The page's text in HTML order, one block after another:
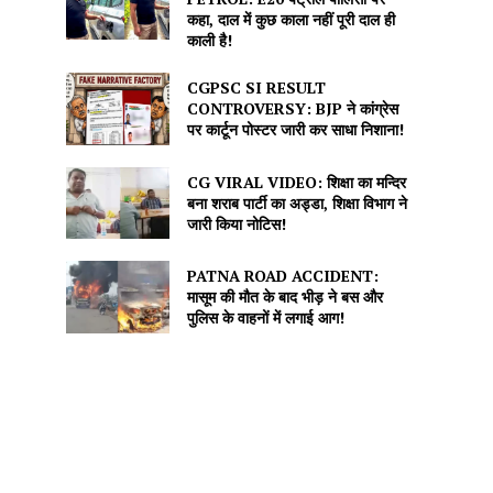
कहा, दाल में कुछ काला नहीं पूरी दाल ही
काली है!
CGPSC SI RESULT
CONTROVERSY: BJP ने कांग्रेस
पर कार्टून पोस्टर जारी कर साधा निशाना!
CG VIRAL VIDEO: शिक्षा का मन्दिर
बना शराब पार्टी का अड्डा, शिक्षा विभाग ने
जारी किया नोटिस!
PATNA ROAD ACCIDENT:
मासूम की मौत के बाद भीड़ ने बस और
पुलिस के वाहनों में लगाई आग!